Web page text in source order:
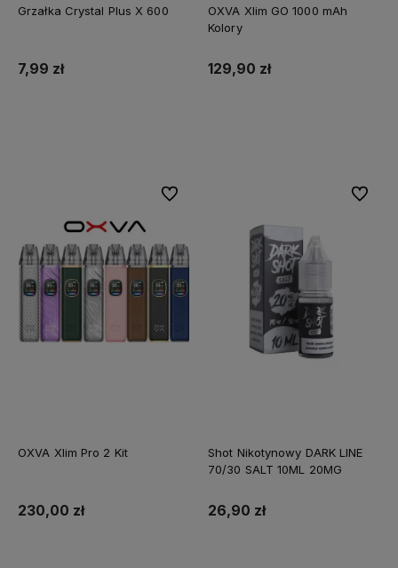
Grzałka Crystal Plus X 600
7,99 zł
OXVA Xlim GO 1000 mAh
Kolory
129,90 zł
OXVA Xlim Pro 2 Kit
230,00 zł
Do ulubionych
Shot Nikotynowy DARK LINE
70/30 SALT 10ML 20MG
26,90 zł
Do